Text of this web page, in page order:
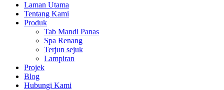
Laman Utama
Tentang Kami
Produk
Tab Mandi Panas
Spa Renang
Terjun sejuk
Lampiran
Projek
Blog
Hubungi Kami